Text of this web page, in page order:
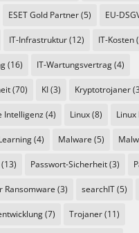
ESET Gold Partner(5) EU-
IT-Infrastruktur(12) IT-Kosten
(16) IT-Wartungsvertrag(4)
(70) KI(3) Kryptotrojaner
Intelligenz(4) Linux(8) Linux
(4) Malware (5)
Passwort-Sicherheit(3)
Ransomware (3) searchIT(5)
(7) Trojaner(11)